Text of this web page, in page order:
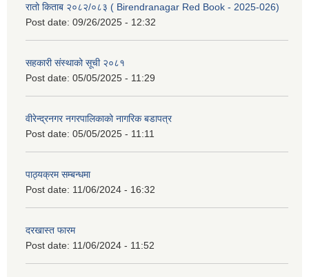
रातो किताब २०८२/०८३ ( Birendranagar Red Book - 2025-026)
Post date: 09/26/2025 - 12:32
सहकारी संस्थाको सूची २०८१
Post date: 05/05/2025 - 11:29
वीरेन्द्रनगर नगरपालिकाको नागरिक बडापत्र
Post date: 05/05/2025 - 11:11
पाठ्यक्रम सम्बन्धमा
Post date: 11/06/2024 - 16:32
दरखास्त फारम
Post date: 11/06/2024 - 11:52